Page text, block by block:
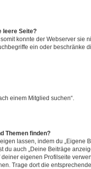
leere Seite?
konnte der Webserver sie
ein oder beschränke
einem Mitglied suchen“.
Themen finden?
lassen, indem du „Eigene
du auch „Deine Beiträge
eigenen Profilseite
Trage dort die